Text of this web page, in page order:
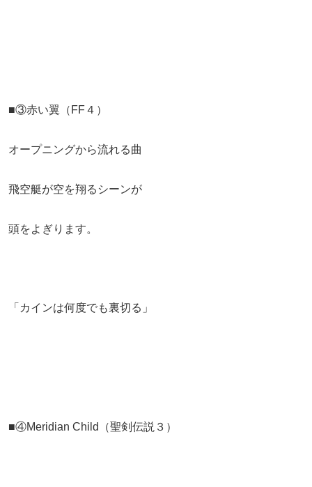
■③赤い翼（FF４）
オープニングから流れる曲
飛空艇が空を翔るシーンが
頭をよぎります。
「カインは何度でも裏切る」
■④Meridian Child（聖剣伝説３）